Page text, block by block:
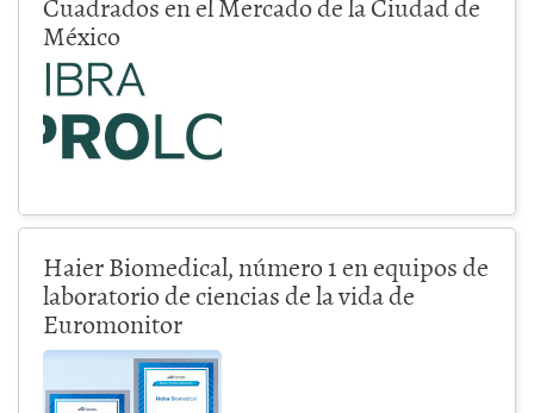
México
Haier Biomedical, número 1 en equipos de
laboratorio de ciencias de la vida de
Euromonitor